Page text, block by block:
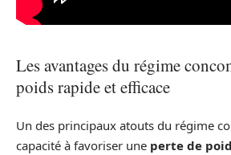
Les avantages du régime
poids rapide et efficace
Un des principaux atouts du régime
capacité à favoriser une perte de